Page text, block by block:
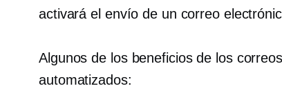
activará el envío de un correo
Algunos de los beneficios de los
automatizados: